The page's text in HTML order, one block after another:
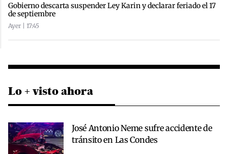
Gobierno descarta suspender Ley Karin y declarar feriado el 17
de septiembre
Ayer | 17:45
Lo + visto ahora
José Antonio Neme sufre accidente de
tránsito en Las Condes